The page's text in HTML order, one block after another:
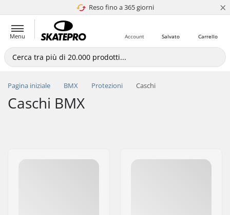
Reso fino a 365 giorni
4.8 di 5 ×
Menu Carrello
Salvato
Account
Pagina iniziale BMX Protezioni Caschi
Caschi BMX